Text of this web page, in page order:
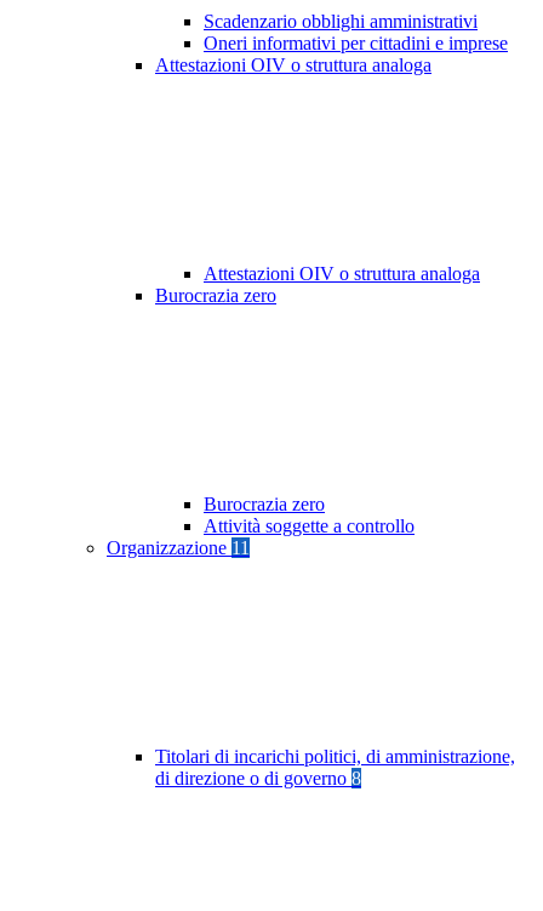
Scadenzario obblighi amministrativi
Oneri informativi per cittadini e imprese
Attestazioni OIV o struttura analoga
Attestazioni OIV o struttura analoga
Burocrazia zero
Burocrazia zero
Attività soggette a controllo
Organizzazione 11
Titolari di incarichi politici, di amministrazione,
di direzione o di governo 8